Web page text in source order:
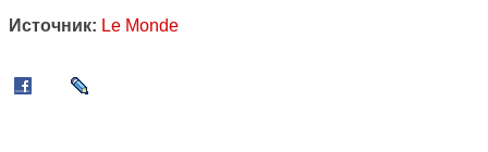
Источник: Le Monde